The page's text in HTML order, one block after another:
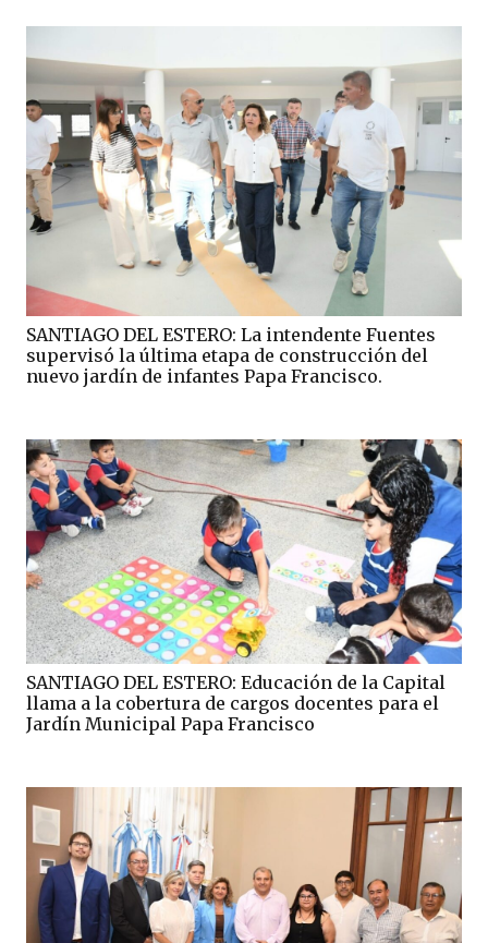
SANTIAGO DEL ESTERO: La intendente Fuentes
supervisó la última etapa de construcción del
nuevo jardín de infantes Papa Francisco.
SANTIAGO DEL ESTERO: Educación de la Capital
llama a la cobertura de cargos docentes para el
Jardín Municipal Papa Francisco